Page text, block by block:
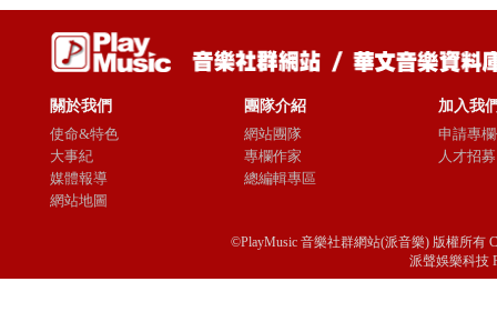
關於我們
使命&特色
大事紀
媒體報導
網站地圖
團隊介紹
網站團隊
專欄作家
總編輯專區
加入我
申請專
人才招募
©PlayMusic 音樂社群網站(派音樂) 版權所有
派聲娛樂科技